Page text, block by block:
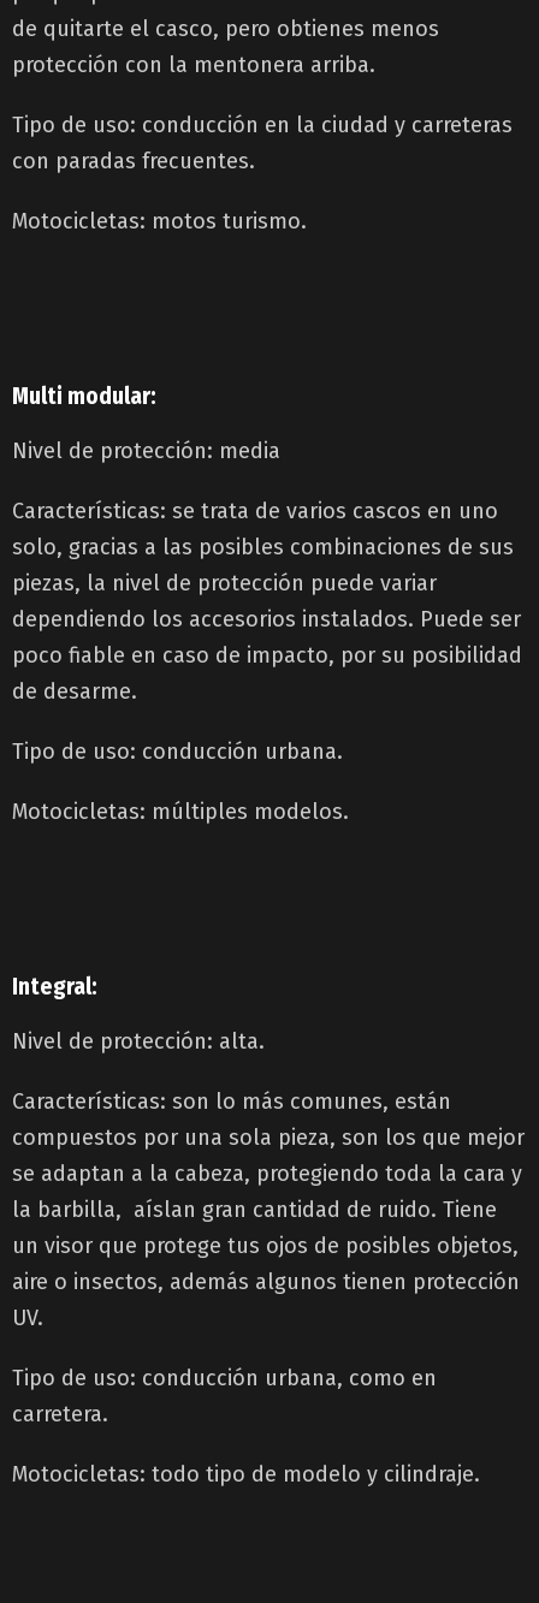
de quitarte el casco, pero obtienes menos
protección con la mentonera arriba.
Tipo de uso: conducción en la ciudad y carreteras
con paradas frecuentes.
Motocicletas: motos turismo.
Multi modular:
Nivel de protección: media
Características: se trata de varios cascos en uno
solo, gracias a las posibles combinaciones de sus
piezas, la nivel de protección puede variar
dependiendo los accesorios instalados. Puede ser
poco fiable en caso de impacto, por su posibilidad
de desarme.
Tipo de uso: conducción urbana.
Motocicletas: múltiples modelos.
Integral:
Nivel de protección: alta.
Características: son lo más comunes, están
compuestos por una sola pieza, son los que mejor
se adaptan a la cabeza, protegiendo toda la cara y
la barbilla, aíslan gran cantidad de ruido. Tiene
un visor que protege tus ojos de posibles objetos,
aire o insectos, además algunos tienen protección
UV.
Tipo de uso: conducción urbana, como en
carretera.
Motocicletas: todo tipo de modelo y cilindraje.